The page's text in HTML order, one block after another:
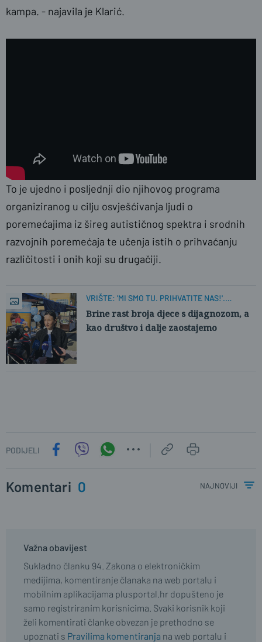
kampa. - najavila je Klarić.
To je ujedno i posljednji dio njihovog programa
organiziranog u cilju osvješćivanja ljudi o
poremećajima iz šireg autističnog spektra i srodnih
razvojnih poremećaja te učenja istih o prihvaćanju
različitosti i onih koji su drugačiji.
VRIŠTE: 'MI SMO TU. PRIHVATITE NAS!'.
ČUJEMO LI?
Brine rast broja djece s dijagnozom, a
kao društvo i dalje zaostajemo
PODIJELI
Komentari 0 najnoviji
Važna obavijest
Sukladno članku 94. Zakona o elektroničkim
medijima, komentiranje članaka na web portalu i
mobilnim aplikacijama plusportal.hr dopušteno je
samo registriranim korisnicima. Svaki korisnik koji
želi komentirati članke obvezan je prethodno se
upoznati s Pravilima komentiranja na web portalu i